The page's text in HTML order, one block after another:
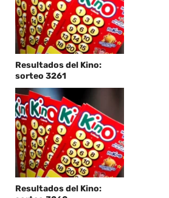
Resultados del Kino:
sorteo 3261
Resultados del Kino: